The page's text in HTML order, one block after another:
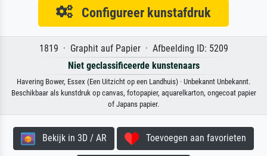
Configureer kunstafdruk
1819 · Graphit auf Papier · Afbeelding ID: 5209
Niet geclassificeerde kunstenaars
Havering Bower, Essex (Een Uitzicht op een Landhuis) · Unbekannt Unbekannt.
Beschikbaar als kunstdruk op canvas, fotopapier, aquarelkarton, ongecoat papier
of Japans papier.
Bekijk in 3D / AR Toevoegen aan favorieten